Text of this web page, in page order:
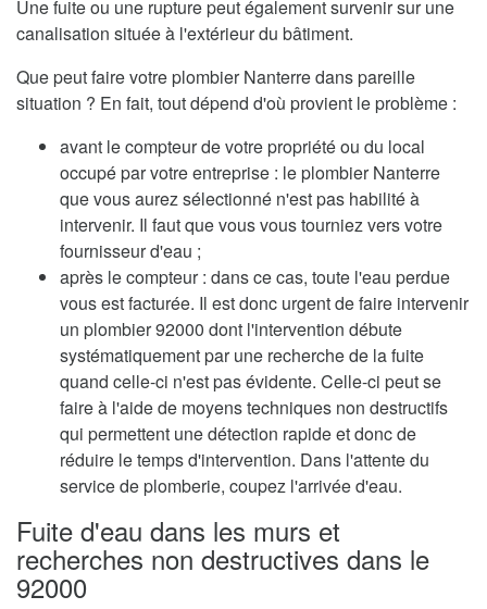
Une fuite ou une rupture peut également survenir sur une
canalisation située à l'extérieur du bâtiment.
Que peut faire votre plombier Nanterre dans pareille
situation ? En fait, tout dépend d'où provient le problème :
avant le compteur de votre propriété ou du local
occupé par votre entreprise : le plombier Nanterre
que vous aurez sélectionné n'est pas habilité à
intervenir. Il faut que vous vous tourniez vers votre
fournisseur d'eau ;
après le compteur : dans ce cas, toute l'eau perdue
vous est facturée. Il est donc urgent de faire intervenir
un plombier 92000 dont l'intervention débute
systématiquement par une recherche de la fuite
quand celle-ci n'est pas évidente. Celle-ci peut se
faire à l'aide de moyens techniques non destructifs
qui permettent une détection rapide et donc de
réduire le temps d'intervention. Dans l'attente du
service de plomberie, coupez l'arrivée d'eau.
Fuite d'eau dans les murs et
recherches non destructives dans le
92000